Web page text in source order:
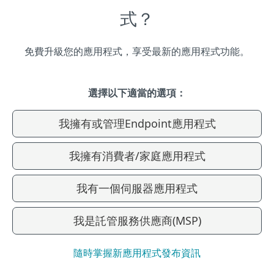
式？
免費升級您的應用程式，享受最新的應用程式功能。
選擇以下適當的選項：
我擁有或管理Endpoint應用程式
我擁有消費者/家庭應用程式
我有一個伺服器應用程式
我是託管服務供應商(MSP)
隨時掌握新應用程式發布資訊